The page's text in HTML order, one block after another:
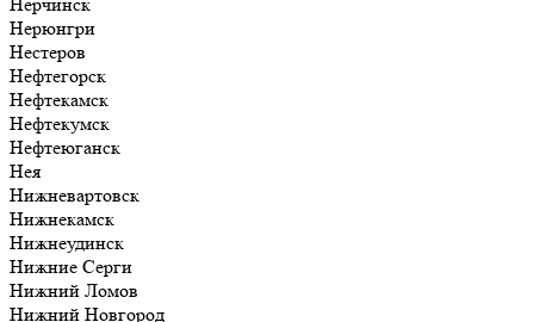
Нерюнгри
Нестеров
Нефтегорск
Нефтекамск
Нефтекумск
Нефтеюганск
Нея
Нижневартовск
Нижнекамск
Нижнеудинск
Нижние Серги
Нижний Ломов
Нижний Новгород